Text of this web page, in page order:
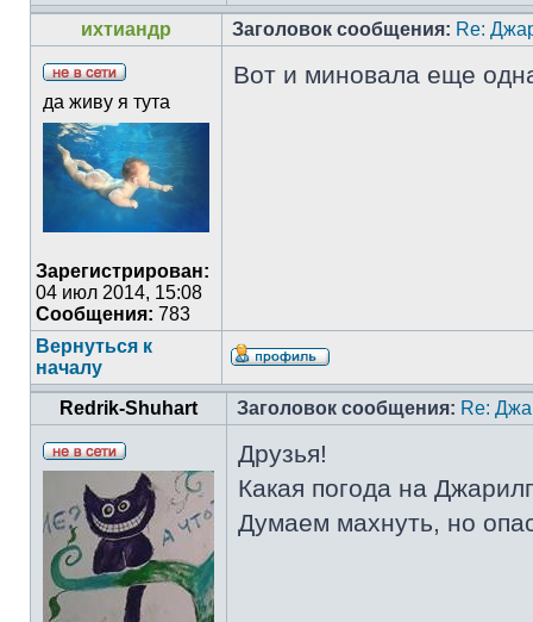
ихтиандр
Заголовок сообщения: Re:
да живу я тута
Зарегистрирован:
04 июл 2014, 15:08
Сообщения: 783
Вот и миновала еще
Вернуться к
началу
Redrik-Shuhart
Заголовок сообщения: Re:
Друзья!
Какая погода на
Думаем махнуть, но